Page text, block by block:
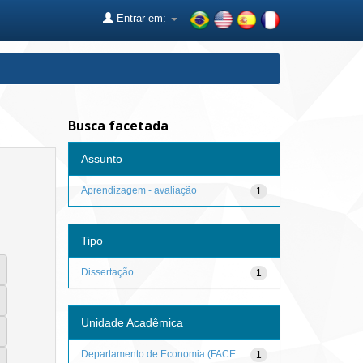
Entrar em:
Busca facetada
Assunto
1
Aprendizagem - avaliação
Tipo
1
Dissertação
Unidade Acadêmica
1
Departamento de Economia (FACE